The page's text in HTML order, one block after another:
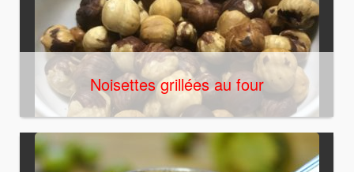
Noisettes grillées au four